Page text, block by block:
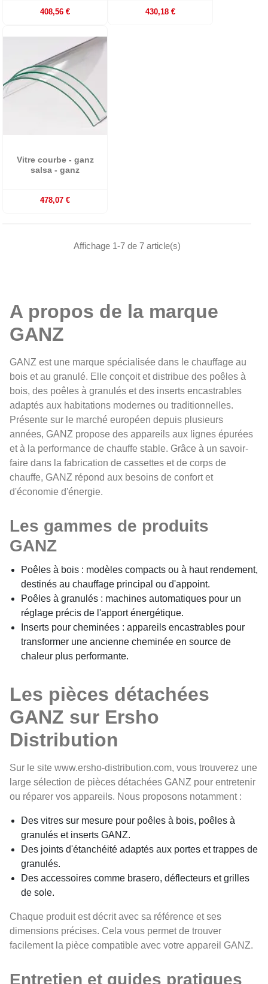
408,56 € 430,18 €
Vitre courbe - ganz
salsa - ganz
478,07 €
Affichage 1-7 de 7 article(s)
A propos de la marque
GANZ
GANZ est une marque spécialisée dans le chauffage au
bois et au granulé. Elle conçoit et distribue des poêles à
bois, des poêles à granulés et des inserts encastrables
adaptés aux habitations modernes ou traditionnelles.
Présente sur le marché européen depuis plusieurs
années, GANZ propose des appareils aux lignes épurées
et à la performance de chauffe stable. Grâce à un savoir-
faire dans la fabrication de cassettes et de corps de
chauffe, GANZ répond aux besoins de confort et
d'économie d'énergie.
Les gammes de produits
GANZ
Poêles à bois : modèles compacts ou à haut rendement,
destinés au chauffage principal ou d'appoint.
Poêles à granulés : machines automatiques pour un
réglage précis de l'apport énergétique.
Inserts pour cheminées : appareils encastrables pour
transformer une ancienne cheminée en source de
chaleur plus performante.
Les pièces détachées
GANZ sur Ersho
Distribution
Sur le site www.ersho-distribution.com, vous trouverez une
large sélection de pièces détachées GANZ pour entretenir
ou réparer vos appareils. Nous proposons notamment :
Des vitres sur mesure pour poêles à bois, poêles à
granulés et inserts GANZ.
Des joints d'étanchéité adaptés aux portes et trappes de
granulés.
Des accessoires comme brasero, déflecteurs et grilles
de sole.
Chaque produit est décrit avec sa référence et ses
dimensions précises. Cela vous permet de trouver
facilement la pièce compatible avec votre appareil GANZ.
Entretien et guides pratiques